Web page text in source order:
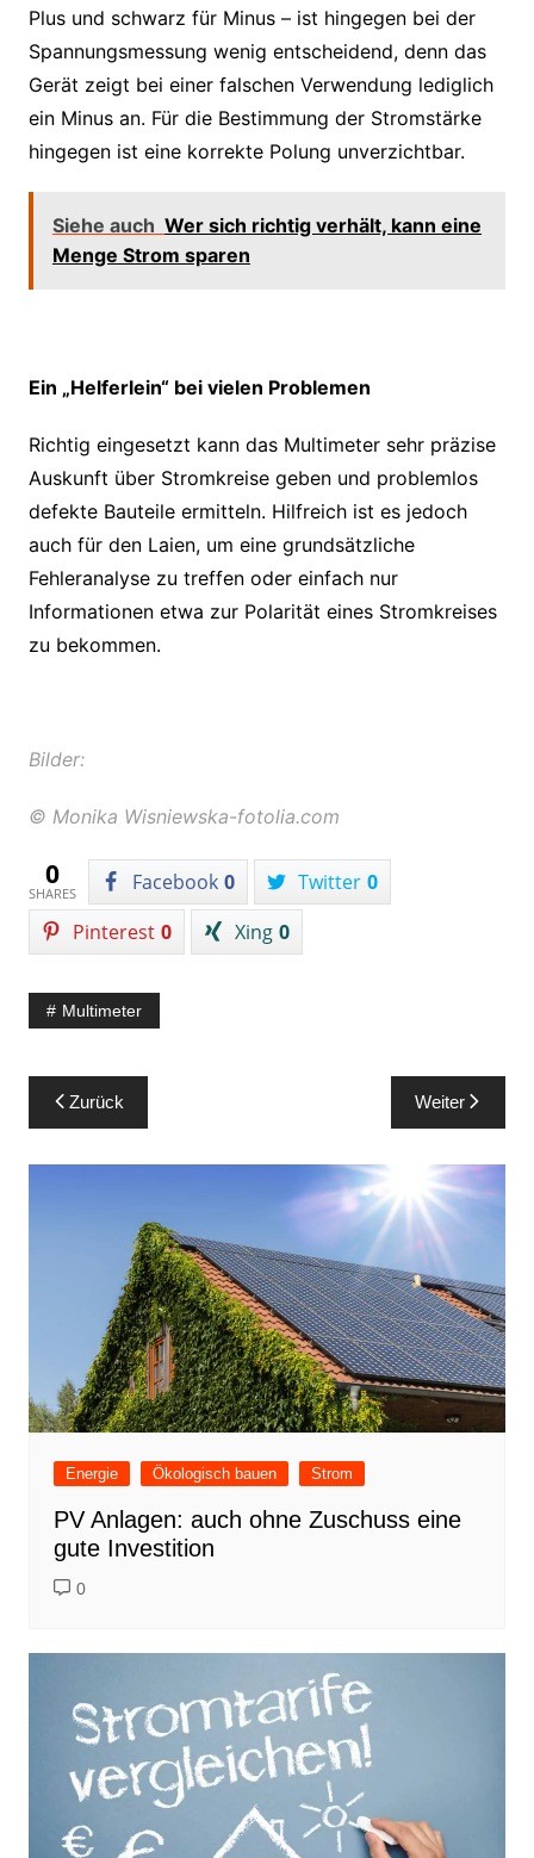
Plus und schwarz für Minus – ist hingegen bei der
Spannungsmessung wenig entscheidend, denn das
Gerät zeigt bei einer falschen Verwendung lediglich
ein Minus an. Für die Bestimmung der Stromstärke
hingegen ist eine korrekte Polung unverzichtbar.
Siehe auch Wer sich richtig verhält, kann eine
Menge Strom sparen
Ein „Helferlein“ bei vielen Problemen
Richtig eingesetzt kann das Multimeter sehr präzise
Auskunft über Stromkreise geben und problemlos
defekte Bauteile ermitteln. Hilfreich ist es jedoch
auch für den Laien, um eine grundsätzliche
Fehleranalyse zu treffen oder einfach nur
Informationen etwa zur Polarität eines Stromkreises
zu bekommen.
Bilder:
© Monika Wisniewska-fotolia.com
0
SHARES Facebook 0 Twitter 0
Pinterest 0 Xing 0
Multimeter
Beitragsnavigation
Zurück Weiter
Energie Ökologisch bauen Strom
PV Anlagen: auch ohne Zuschuss eine
gute Investition
0